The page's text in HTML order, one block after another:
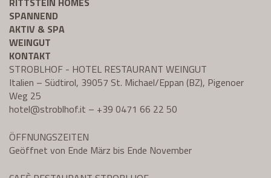
SPANNEND
AKTIV & SPA
WEINGUT
KONTAKT
STROBLHOF - HOTEL RESTAURANT WEINGUT
Italien – Südtirol, 39057 St. Michael/Eppan (BZ), Pigenoer
Weg 25
hotel@stroblhof.it – +39 0471 66 22 50
ÖFFNUNGSZEITEN
Geöffnet von Ende März bis Ende November